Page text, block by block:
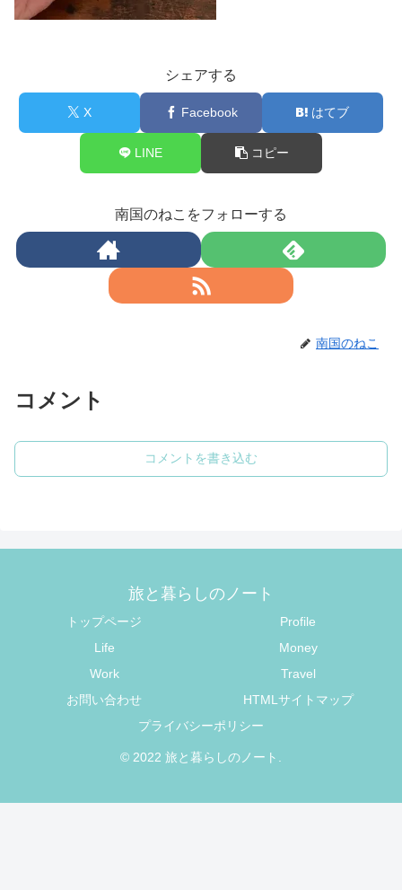
シェアする
X Facebook はてブ
LINE コピー
南国のねこをフォローする
南国のねこ
コメント
コメントを書き込む
旅と暮らしのノート
トップページ
Profile
Life
Money
Work
Travel
お問い合わせ
HTMLサイトマップ
プライバシーポリシー
© 2022 旅と暮らしのノート.